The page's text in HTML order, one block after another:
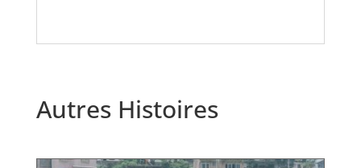
Autres Histoires